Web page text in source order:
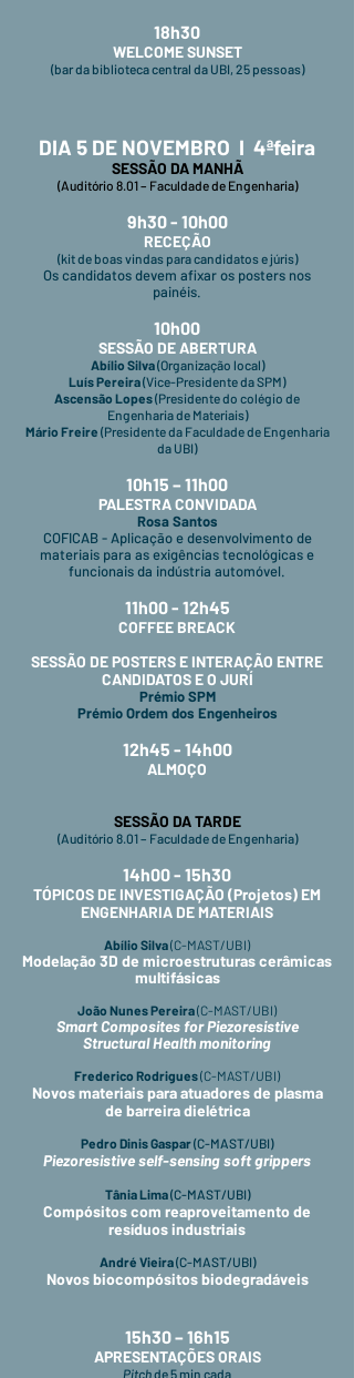
18h30
WELCOME SUNSET
(bar da biblioteca central da UBI, 25 pessoas)
DIA 5 DE NOVEMBRO I 4ªfeira
SESSÃO DA MANHÃ
(Auditório 8.01 – Faculdade de Engenharia)
9h30 - 10h00
RECEÇÃO
(kit de boas vindas para candidatos e júris)
Os candidatos devem afixar os posters nos
painéis.
10h00
SESSÃO DE ABERTURA
Abílio Silva(Organização local)
Luís Pereira(Vice-Presidente da SPM)
Ascensão Lopes(Presidente do colégio de
Engenharia de Materiais)
Mário Freire (Presidente da Faculdade de Engenharia
da UBI)
10h15 – 11h00
PALESTRA CONVIDADA
Rosa Santos
COFICAB - Aplicação e desenvolvimento de
materiais para as exigências tecnológicas e
funcionais da indústria automóvel.
11h00 - 12h45
COFFEE BREACK
SESSÃO DE POSTERS E INTERAÇÃO ENTRE
CANDIDATOS E O JURÍ
Prémio SPM
Prémio Ordem dos Engenheiros
12h45 - 14h00
ALMOÇO
SESSÃO DA TARDE
(Auditório 8.01 – Faculdade de Engenharia)
14h00 - 15h30
TÓPICOS DE INVESTIGAÇÃO (Projetos) EM
ENGENHARIA DE MATERIAIS
Abílio Silva(C-MAST/UBI)
Modelação 3D de microestruturas cerâmicas
multifásicas
João Nunes Pereira(C-MAST/UBI)
Smart Composites for Piezoresistive
Structural Health monitoring
Frederico Rodrigues(C-MAST/UBI)
Novos materiais para atuadores de plasma
de barreira dielétrica
Pedro Dinis Gaspar(C-MAST/UBI)
Piezoresistive self-sensing soft grippers
Tânia Lima(C-MAST/UBI)
Compósitos com reaproveitamento de
resíduos industriais
André Vieira(C-MAST/UBI)
Novos biocompósitos biodegradáveis
15h30 – 16h15
APRESENTAÇÕES ORAIS
Pitchde 5 min cada